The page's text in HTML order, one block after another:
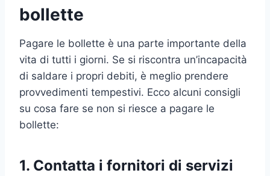
bollette
Pagare le bollette è una parte importante della
vita di tutti i giorni. Se si riscontra un’incapacità
di saldare i propri debiti, è meglio prendere
provvedimenti tempestivi. Ecco alcuni consigli
su cosa fare se non si riesce a pagare le
bollette:
1. Contatta i fornitori di servizi